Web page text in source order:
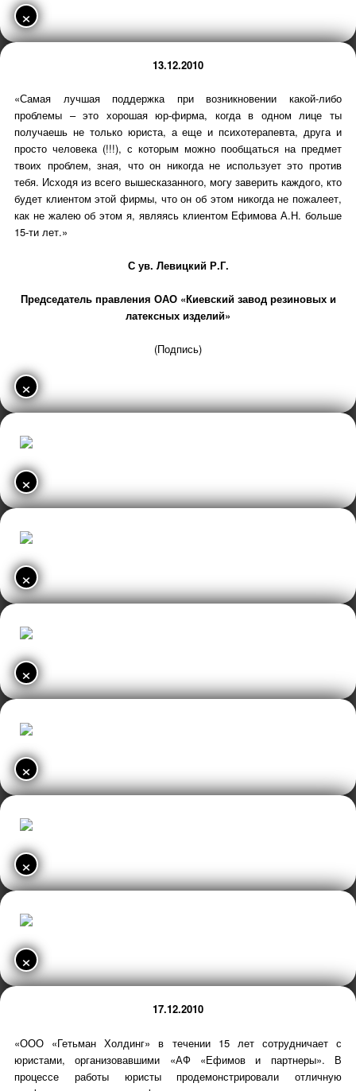
×
13.12.2010
«Самая лучшая поддержка при возникновении какой-либо
проблемы – это хорошая юр-фирма, когда в одном лице ты
получаешь не только юриста, а еще и психотерапевта, друга и
просто человека (!!!), с которым можно пообщаться на предмет
твоих проблем, зная, что он никогда не использует это против
тебя. Исходя из всего вышесказанного, могу заверить каждого, кто
будет клиентом этой фирмы, что он об этом никогда не пожалеет,
как не жалею об этом я, являясь клиентом Ефимова А.Н. больше
15-ти лет.»
С ув. Левицкий Р.Г.
Председатель правления ОАО «Киевский завод резиновых и
латексных изделий»
(Подпись)
×
×
×
×
×
×
×
17.12.2010
«ООО «Гетьман Холдинг» в течении 15 лет сотрудничает с
юристами, организовавшими «АФ «Ефимов и партнеры». В
процессе работы юристы продемонстрировали отличную